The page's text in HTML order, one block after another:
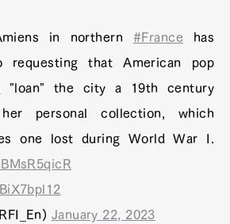
in northern #France has
requesting that American pop
"loan" the city a 19th century
personal collection, which
one lost during World War I.
January 22, 2023